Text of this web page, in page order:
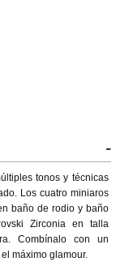
-
tonos y técnicas
Los cuatro miniaros
baño de rodio y baño
Zirconia en talla
Combínalo con un
máximo glamour.